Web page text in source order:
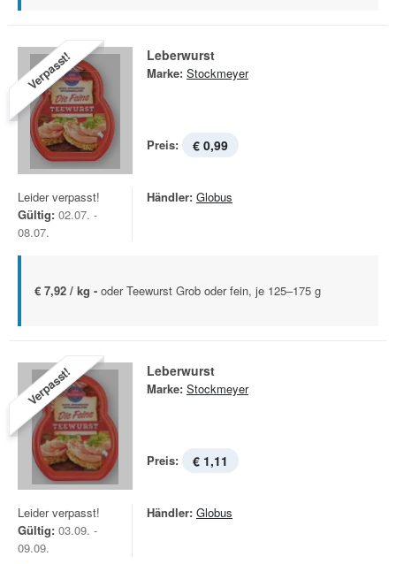
Verpasst! Leberwurst
Marke: Stockmeyer
Preis: € 0,99
Leider verpasst!
Gültig: 02.07. -
08.07.
Händler: Globus
€ 7,92 / kg - oder Teewurst Grob oder fein, je 125–175 g
Verpasst! Leberwurst
Marke: Stockmeyer
Preis: € 1,11
Leider verpasst!
Gültig: 03.09. -
09.09.
Händler: Globus